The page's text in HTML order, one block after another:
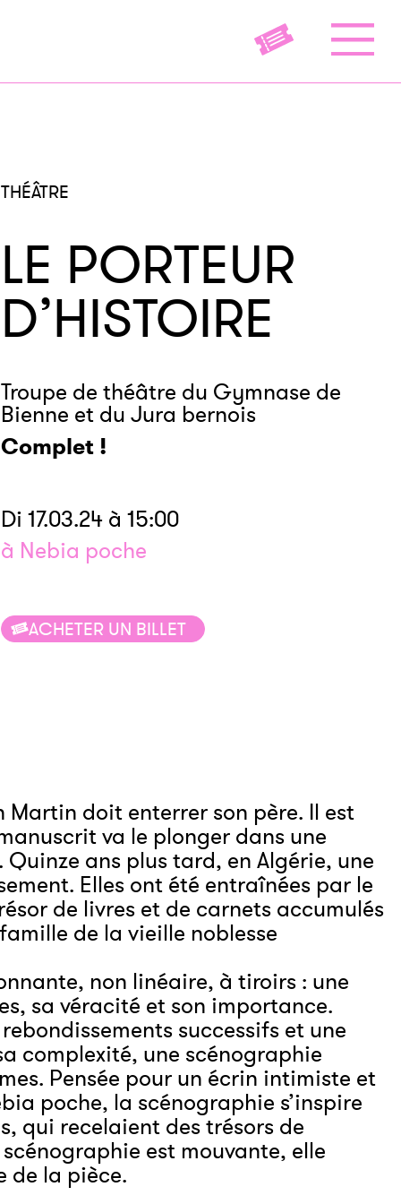
THÉÂTRE
LE PORTEUR
D’HISTOIRE
Troupe de théâtre du Gymnase de
Bienne et du Jura bernois
Complet !
Di 17.03.24 à 15:00
à Nebia poche
ACHETER UN BILLET
doit enterrer son père. Il est
va le plonger dans une
ans plus tard, en Algérie, une
Elles ont été entraînées par le
de livres et de carnets accumulés
de la vieille noblesse
non linéaire, à tiroirs : une
sa véracité et son importance.
successifs et une
complexité, une scénographie
Pensée pour un écrin intimiste et
poche, la scénographie s’inspire
qui recelaient des trésors de
est mouvante, elle
de la pièce.